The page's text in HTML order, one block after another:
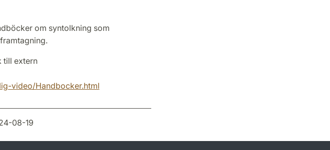
om syntolkning som
till extern
video/Handbocker.html
08-19